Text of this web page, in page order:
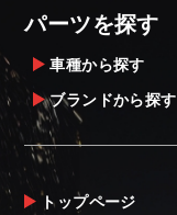
・メーカー
業者でなけ
とは予めご了
お届け商品に
商品到着後
確認下さい。
パーツを探す
車種から探す
ブランドから探す
トップページ